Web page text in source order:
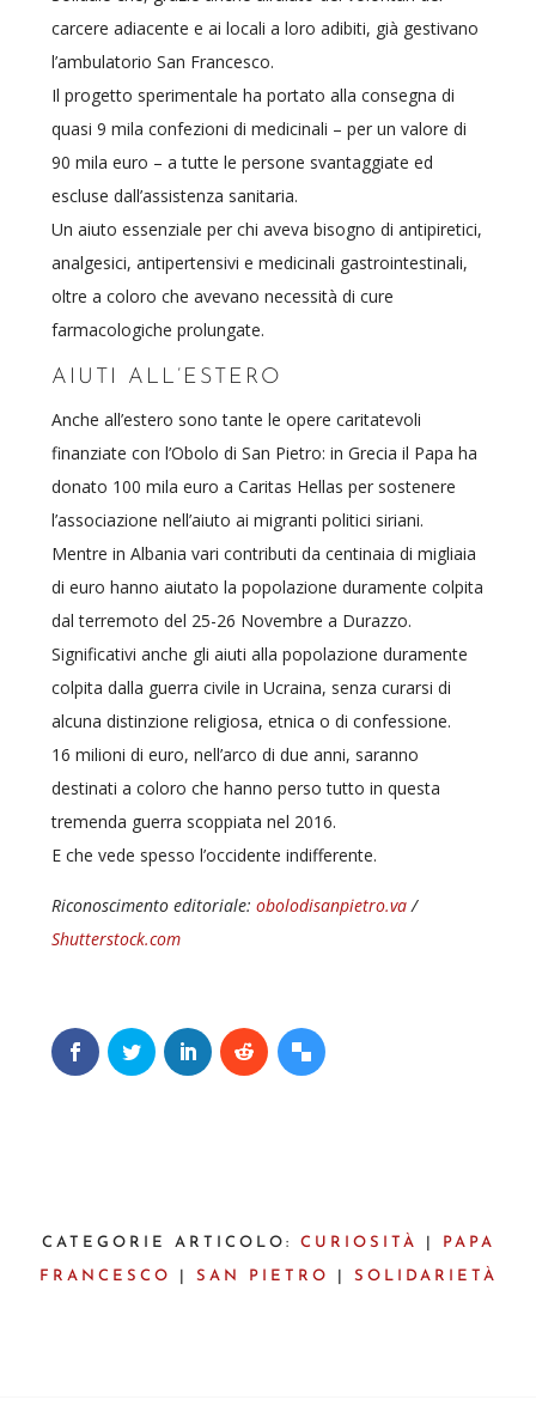
carcere adiacente e ai locali a loro adibiti, già gestivano
l’ambulatorio San Francesco.
Il progetto sperimentale ha portato alla consegna di
quasi 9 mila confezioni di medicinali – per un valore di
90 mila euro – a tutte le persone svantaggiate ed
escluse dall’assistenza sanitaria.
Un aiuto essenziale per chi aveva bisogno di antipiretici,
analgesici, antipertensivi e medicinali gastrointestinali,
oltre a coloro che avevano necessità di cure
farmacologiche prolungate.
AIUTI ALL’ESTERO
Anche all’estero sono tante le opere caritatevoli
finanziate con l’Obolo di San Pietro: in Grecia il Papa ha
donato 100 mila euro a Caritas Hellas per sostenere
l’associazione nell’aiuto ai migranti politici siriani.
Mentre in Albania vari contributi da centinaia di migliaia
di euro hanno aiutato la popolazione duramente colpita
dal terremoto del 25-26 Novembre a Durazzo.
Significativi anche gli aiuti alla popolazione duramente
colpita dalla guerra civile in Ucraina, senza curarsi di
alcuna distinzione religiosa, etnica o di confessione.
16 milioni di euro, nell’arco di due anni, saranno
destinati a coloro che hanno perso tutto in questa
tremenda guerra scoppiata nel 2016.
E che vede spesso l’occidente indifferente.
Riconoscimento editoriale: obolodisanpietro.va/
Shutterstock.com
CATEGORIE ARTICOLO: CURIOSITÀ PAPA
FRANCESCO SAN PIETRO SOLIDARIETÀ